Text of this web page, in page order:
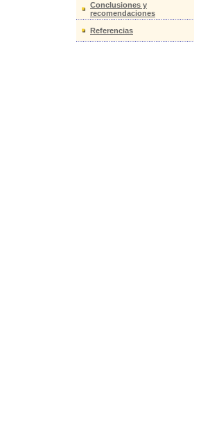
Conclusiones y
recomendaciones
Referencias